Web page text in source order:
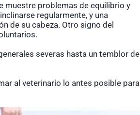
muestre problemas de equilibrio y
regularmente, y una
de su cabeza. Otro signo del
severas hasta un temblor de
al veterinario lo antes posible para